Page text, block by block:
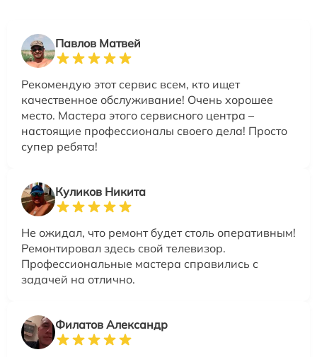
Павлов Матвей
Рекомендую этот сервис всем, кто ищет
качественное обслуживание! Очень хорошее
место. Мастера этого сервисного центра –
настоящие профессионалы своего дела! Просто
супер ребята!
Куликов Никита
Не ожидал, что ремонт будет столь оперативным!
Ремонтировал здесь свой телевизор.
Профессиональные мастера справились с
задачей на отлично.
Филатов Александр